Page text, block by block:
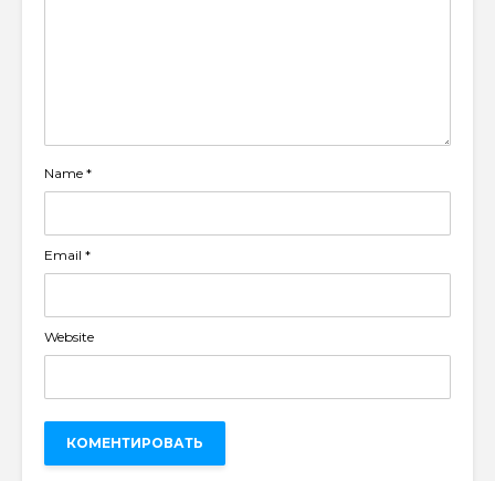
Name *
Email *
Website